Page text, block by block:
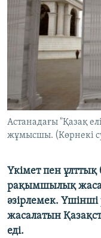
Русский
ЖАЗЫЛЫҢЫЗ
Басқа тілдерде
Астанадағы "Қазақ
жұмысшы. (Көрнекі
Үкімет пен
рақымшылық
әзірлемек.
жасалатын
еді.